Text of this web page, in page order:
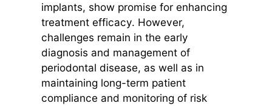
implants, show promise for enhancing
treatment efficacy. However,
challenges remain in the early
diagnosis and management of
periodontal disease, as well as in
maintaining long-term patient
compliance and monitoring of risk